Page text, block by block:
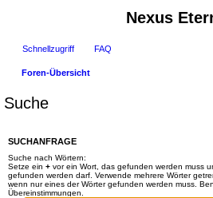
Nexus
Schnellzugriff FAQ
Foren-Übersicht
Suche
SUCHANFRAGE
Suche nach Wörtern:
Setze ein + vor ein Wort, das gefunden werden muss
gefunden werden darf. Verwende mehrere Wörter
wenn nur eines der Wörter gefunden werden muss.
Übereinstimmungen.